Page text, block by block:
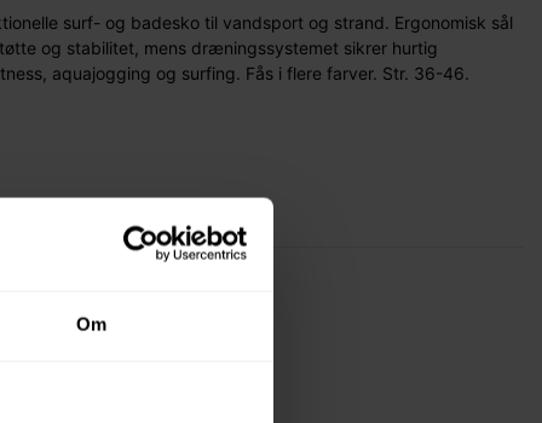
Om
surf- og badesko til vandsport og strand. Ergonomisk sål
og stabilitet, mens dræningssystemet sikrer hurtig
aquajogging og surfing. Fås i flere farver. Str. 36-46.